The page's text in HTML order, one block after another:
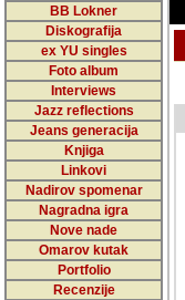
BB Lokner
Diskografija
ex YU singles
Foto album
Interviews
Jazz reflections
Jeans generacija
Knjiga
Linkovi
Nadirov spomenar
Nagradna igra
Nove nade
Omarov kutak
Portfolio
Recenzije